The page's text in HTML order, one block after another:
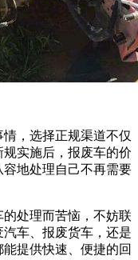
，选择正规渠道不仅
实施后，报废车的价
地处理自己不再需要
处理而苦恼，不妨联
车、报废货车，还是
提供快速、便捷的回